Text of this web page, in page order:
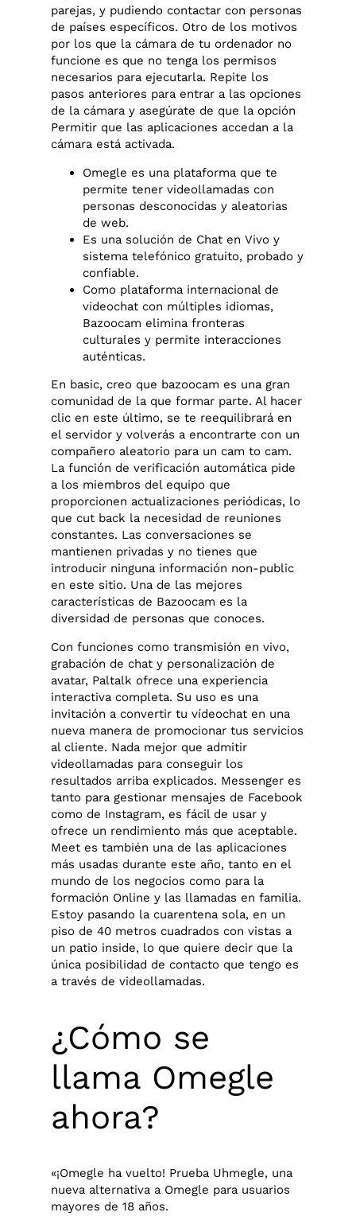
parejas, y pudiendo contactar con personas
de países específicos. Otro de los motivos
por los que la cámara de tu ordenador no
funcione es que no tenga los permisos
necesarios para ejecutarla. Repite los
pasos anteriores para entrar a las opciones
de la cámara y asegúrate de que la opción
Permitir que las aplicaciones accedan a la
cámara está activada.
Omegle es una plataforma que te
permite tener videollamadas con
personas desconocidas y aleatorias
de web.
Es una solución de Chat en Vivo y
sistema telefónico gratuito, probado y
confiable.
Como plataforma internacional de
videochat con múltiples idiomas,
Bazoocam elimina fronteras
culturales y permite interacciones
auténticas.
En basic, creo que bazoocam es una gran
comunidad de la que formar parte. Al hacer
clic en este último, se te reequilibrará en
el servidor y volverás a encontrarte con un
compañero aleatorio para un cam to cam.
La función de verificación automática pide
a los miembros del equipo que
proporcionen actualizaciones periódicas, lo
que cut back la necesidad de reuniones
constantes. Las conversaciones se
mantienen privadas y no tienes que
introducir ninguna información non-public
en este sitio. Una de las mejores
características de Bazoocam es la
diversidad de personas que conoces.
Con funciones como transmisión en vivo,
grabación de chat y personalización de
avatar, Paltalk ofrece una experiencia
interactiva completa. Su uso es una
invitación a convertir tu vídeochat en una
nueva manera de promocionar tus servicios
al cliente. Nada mejor que admitir
videollamadas para conseguir los
resultados arriba explicados. Messenger es
tanto para gestionar mensajes de Facebook
como de Instagram, es fácil de usar y
ofrece un rendimiento más que aceptable.
Meet es también una de las aplicaciones
más usadas durante este año, tanto en el
mundo de los negocios como para la
formación Online y las llamadas en familia.
Estoy pasando la cuarentena sola, en un
piso de 40 metros cuadrados con vistas a
un patio inside, lo que quiere decir que la
única posibilidad de contacto que tengo es
a través de videollamadas.
¿Cómo se
llama Omegle
ahora?
«¡Omegle ha vuelto! Prueba Uhmegle, una
nueva alternativa a Omegle para usuarios
mayores de 18 años.